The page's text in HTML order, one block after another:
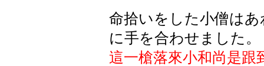
命拾いをした小僧は
に手を合わせました。
這一槍落來小和尚是跟